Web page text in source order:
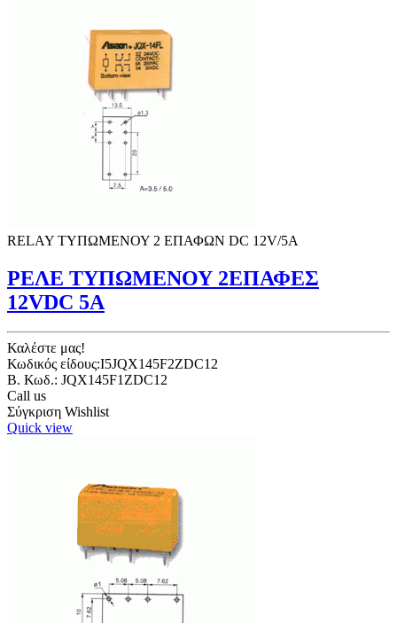
RELAY ΤΥΠΩΜΕΝΟΥ 2 ΕΠΑΦΩΝ DC 12V/5A
ΡΕΛΕ ΤΥΠΩΜΕΝΟΥ 2ΕΠΑΦΕΣ
12VDC 5A
Καλέστε μας!
Κωδικός είδους:I5JQX145F2ZDC12
B. Κωδ.: JQX145F1ZDC12
Call us
Σύγκριση Wishlist
Quick view